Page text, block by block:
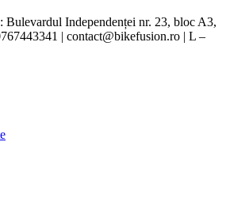
Bulevardul Independenței nr. 23, bloc A3,
| contact@bikefusion.ro | L –